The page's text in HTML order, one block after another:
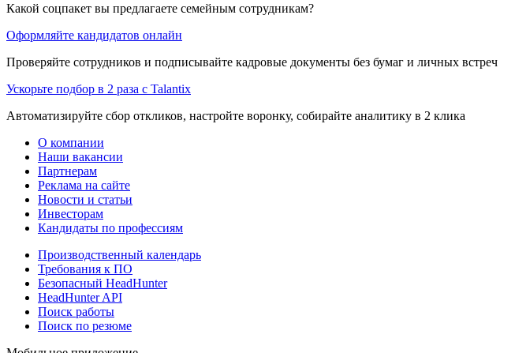
Какой соцпакет вы предлагаете семейным сотрудникам?
Оформляйте кандидатов онлайн
Проверяйте сотрудников и подписывайте кадровые документы без бумаг и личных встреч
Ускорьте подбор в 2 раза с Talantix
Автоматизируйте сбор откликов, настройте воронку, собирайте аналитику в 2 клика
О компании
Наши вакансии
Партнерам
Реклама на сайте
Новости и статьи
Инвесторам
Кандидаты по профессиям
Производственный календарь
Требования к ПО
Безопасный HeadHunter
HeadHunter API
Поиск работы
Поиск по резюме